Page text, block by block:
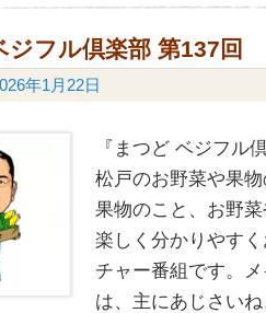
ジフル倶楽部 第137回
年1月22日
『まつど ベジフル
松戸のお野菜や果
果物のこと、お野
楽しく分かりやす
チャー番組です。
は、主にあじさい